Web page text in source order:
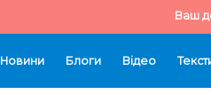
Ваш
Новини Блоги Відео